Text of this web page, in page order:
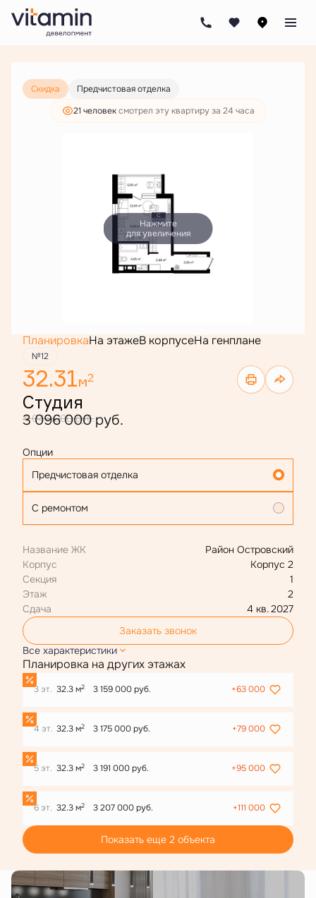
Студия32.31 м 4 046 000 руб.
3 096 000 руб.
Скидка
Предчистовая отделка
21 человексмотрел эту квартиру за 24 часа
Нажмите
для увеличения
ПланировкаНа этажеВ корпусеНа генплане
№12
32.31м2
Студия
4 046 000 руб.
3 096 000 руб.
Опции
Предчистовая отделка
С ремонтом
Название ЖК
Район Островский
Корпус
Корпус 2
Секция
1
Этаж
2
Сдача
4 кв. 2027
Заказать звонок
Все характеристики
Планировка на других этажах
3 эт. 32.3 м2 3 159 000 руб. +63 000
4 эт. 32.3 м2 3 175 000 руб. +79 000
5 эт. 32.3 м2 3 191 000 руб. +95 000
6 эт. 32.3 м2 3 207 000 руб. +111 000
Показать еще 2 объектa